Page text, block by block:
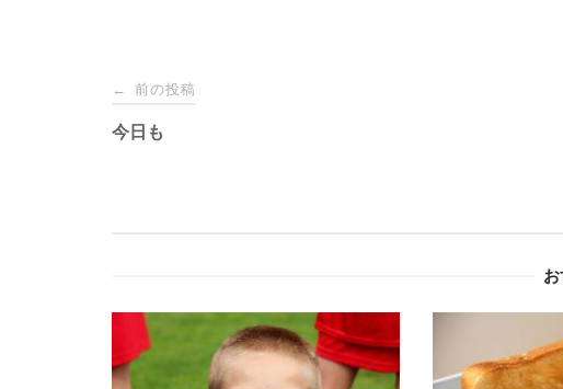
投
稿
ゲ
ー
← 前の投稿
今日も